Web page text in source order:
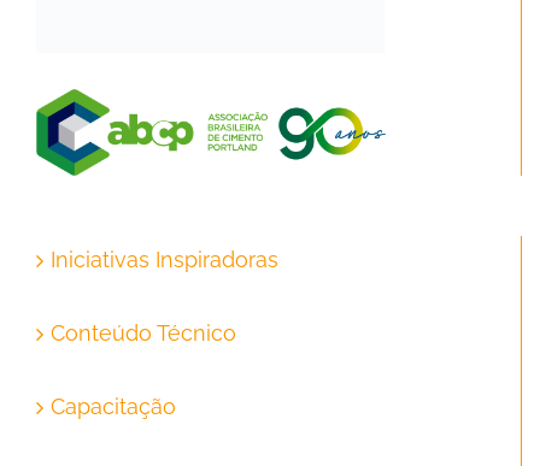
Iniciativas Inspiradoras
Conteúdo Técnico
Capacitação